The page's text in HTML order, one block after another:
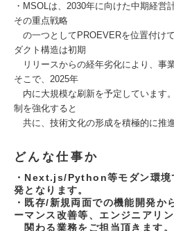
・MSOLは、2030年に向けた中期経営
その重点戦略
の一つとしてPROEVERを位置付け
ダクト構造は初期
リリースからの経年劣化により、事
そこで、2025年
内に大規模な刷新を予定しています
制を強化すると
共に、技術文化の形成を積極的に推
どんな仕事か
・Next.js/Python等モダン環境
発となります。
・既存/新規両面での機能開発か
ーマンス改善等、エンジニアリ
関わる業務をご担当頂きます。